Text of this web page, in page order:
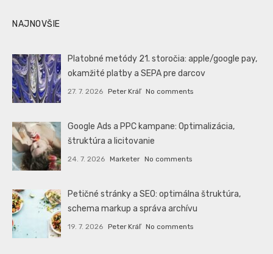
NAJNOVŠIE
Platobné metódy 21. storočia: apple/google pay,
okamžité platby a SEPA pre darcov
27. 7. 2026 Peter Kráľ No comments
Google Ads a PPC kampane: Optimalizácia,
štruktúra a licitovanie
24. 7. 2026 Marketer No comments
Petičné stránky a SEO: optimálna štruktúra,
schema markup a správa archívu
19. 7. 2026 Peter Kráľ No comments